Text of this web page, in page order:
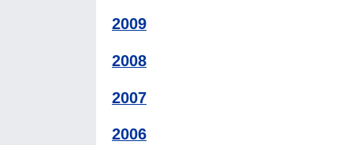
2009
2008
2007
2006